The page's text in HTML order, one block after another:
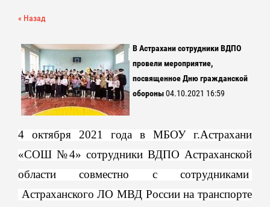
« Назад
В Астрахани сотрудники ВДПО
провели мероприятие,
посвященное Дню гражданской
обороны04.10.2021 16:59
4 октября 2021 года в МБОУ г.Астрахани
«СОШ №4» сотрудники ВДПО Астраханской
области совместно с сотрудниками
Астраханского ЛО МВД России на транспорте